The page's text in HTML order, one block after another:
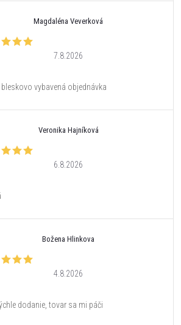
Magdaléna Veverková
7.8.2026
vybavená objednávka
Veronika Hajníková
6.8.2026
Božena Hlinkova
4.8.2026
dodanie, tovar sa mi páči